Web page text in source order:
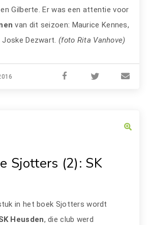
Gilberte. Er was een attentie voor
van dit seizoen: Maurice Kennes,
Joske Dezwart. (foto Rita Vanhove)
Sjotters (2): SK
in het boek Sjotters wordt
Heusden, die club werd